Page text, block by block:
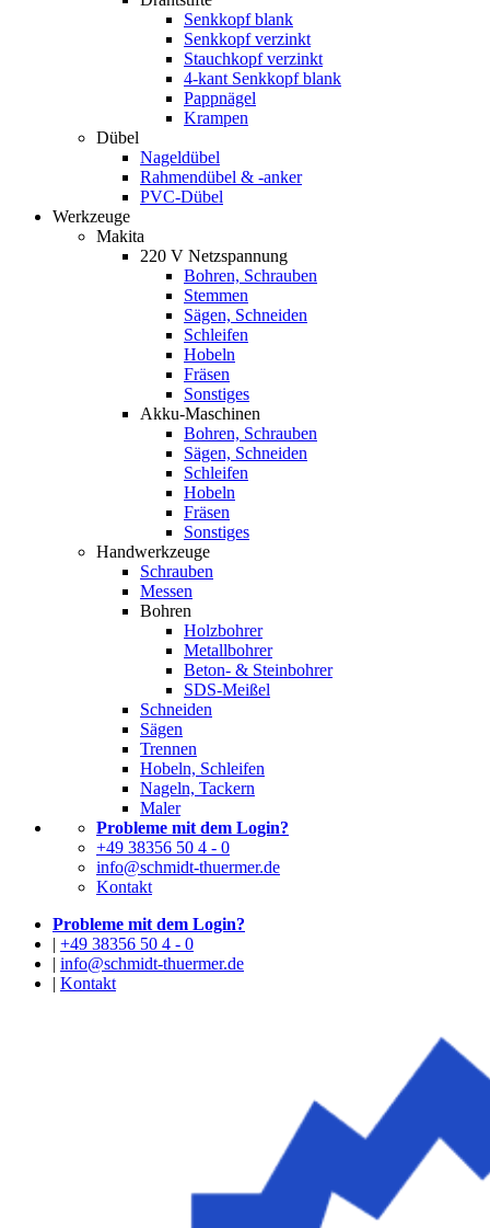
Senkkopf blank
Senkkopf verzinkt
Stauchkopf verzinkt
4-kant Senkkopf blank
Pappnägel
Krampen
Dübel
Nageldübel
Rahmendübel & -anker
PVC-Dübel
Werkzeuge
Makita
220 V Netzspannung
Bohren, Schrauben
Stemmen
Sägen, Schneiden
Schleifen
Hobeln
Fräsen
Sonstiges
Akku-Maschinen
Bohren, Schrauben
Sägen, Schneiden
Schleifen
Hobeln
Fräsen
Sonstiges
Handwerkzeuge
Schrauben
Messen
Bohren
Holzbohrer
Metallbohrer
Beton- & Steinbohrer
SDS-Meißel
Schneiden
Sägen
Trennen
Hobeln, Schleifen
Nageln, Tackern
Maler
Probleme mit dem Login?
+49 38356 50 4 - 0
info@schmidt-thuermer.de
Kontakt
Probleme mit dem Login?
| +49 38356 50 4 - 0
| info@schmidt-thuermer.de
| Kontakt